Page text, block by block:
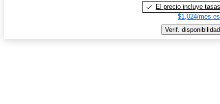
El precio incluye tasas
$1,024/mes
Verif. disponibilidad